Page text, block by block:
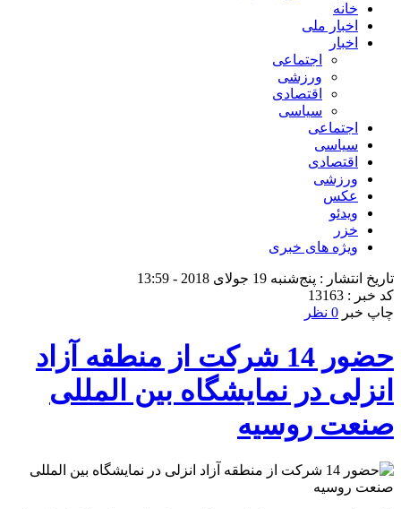
خانه
اخبار ملی
اخبار
اجتماعی
ورزشی
اقتصادی
سیاسی
اجتماعی
سیاسی
اقتصادی
ورزشی
عکس
ویدئو
خزر
ویژه های خبری
تاریخ انتشار : پنج‌شنبه 19 جولای 2018 - 13:59
کد خبر : 13163
چاپ خبر 0 نظر
حضور 14 شرکت از منطقه آزاد
انزلی در نمایشگاه بین المللی
صنعت روسیه